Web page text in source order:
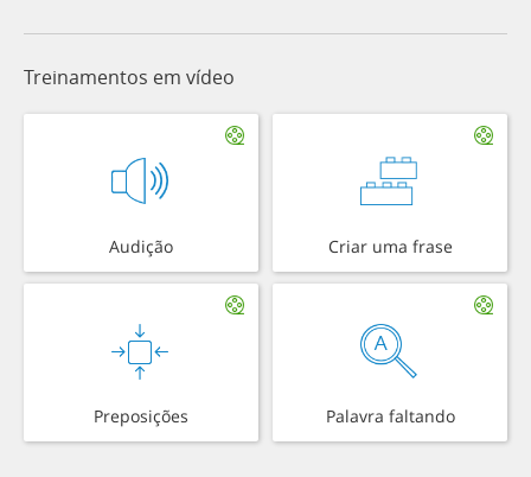
Treinamentos em vídeo
Audição Criar uma frase
Preposições Palavra faltando